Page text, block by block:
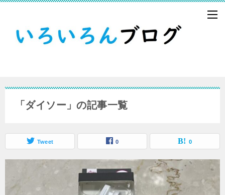
「ダイソー」の記事一覧
Tweet 0 0